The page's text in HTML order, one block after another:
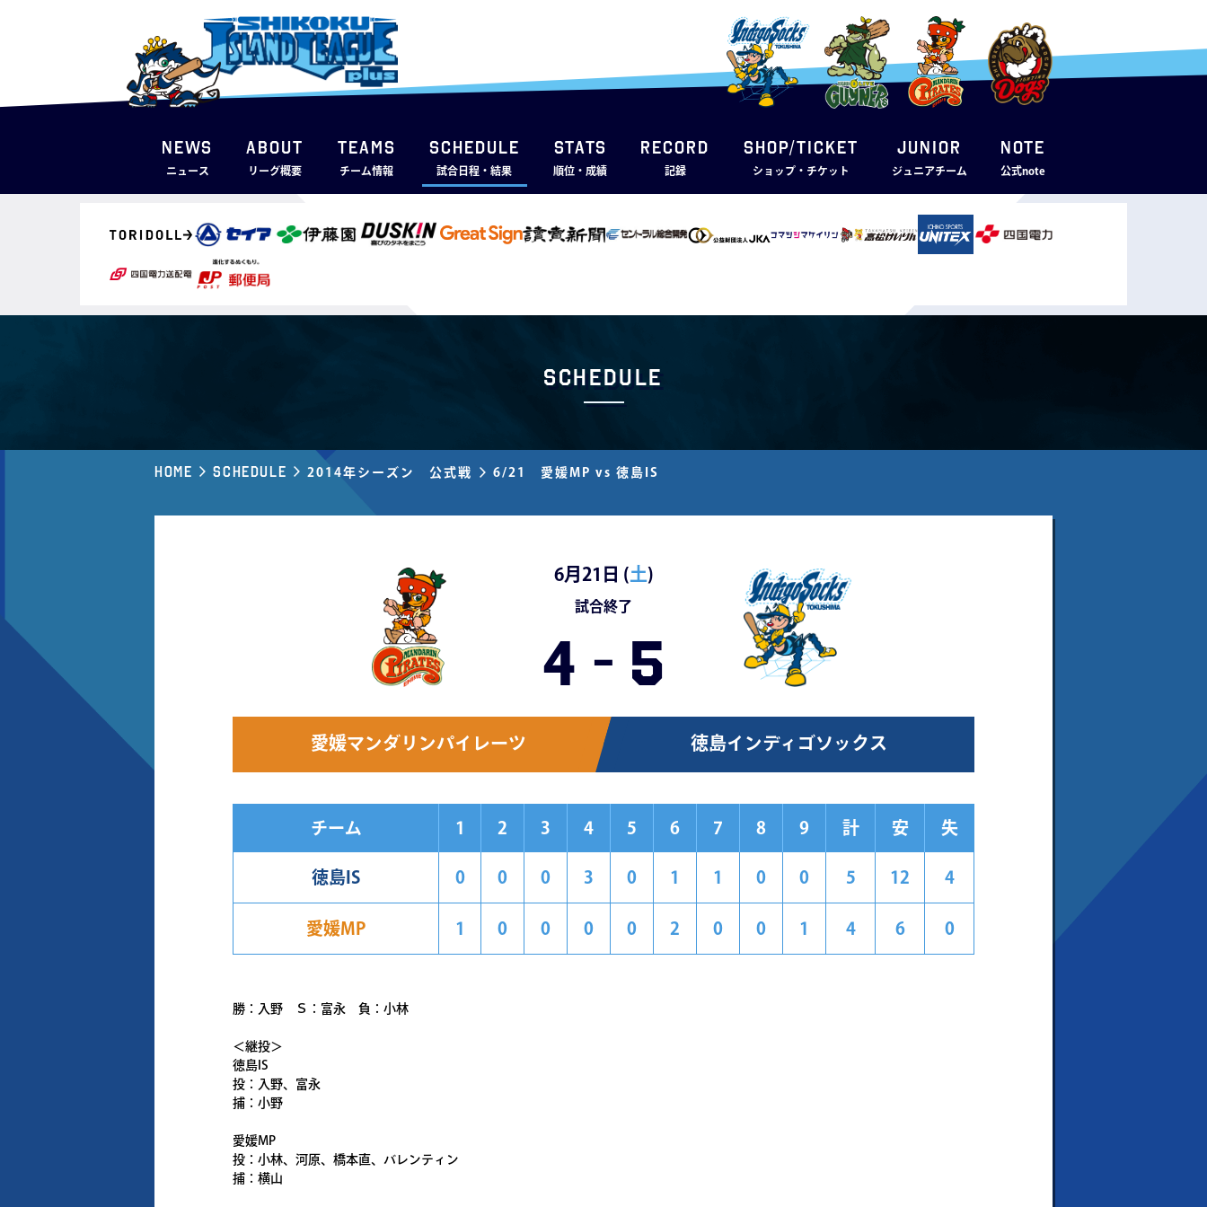
NEWS
ニュース
ABOUT
リーグ概要
TEAMS
チーム情報
SCHEDULE
試合日程・結果
STATS
順位・成績
RECORD
記録
SHOP/TICKET
ショップ・チケット
JUNIOR
ジュニアチーム
note
公式note
Schedule
Home Schedule 2014年シーズン 公式戦 6/21 愛媛MP vs 徳島IS
6月21日 (土)
試合終了
4 - 5
愛媛マンダリンパイレーツ 徳島インディゴソックス
チーム 1 2 3 4 5 6 7 8 9 計 安 失
徳島IS 0 0 0 3 0 1 1 0 0 5 12 4
愛媛MP 1 0 0 0 0 2 0 0 1 4 6 0
勝：入野 Ｓ：富永 負：小林
＜継投＞
徳島IS
投：入野、富永
捕：小野
愛媛MP
投：小林、河原、橋本直、バレンティン
捕：横山